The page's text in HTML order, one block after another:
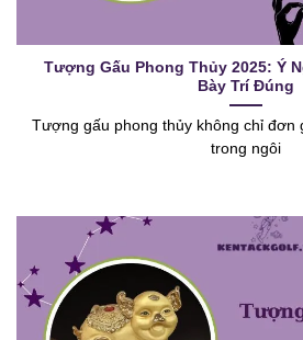
Tượng Gấu Phong Thủy 2025: Ý
Bày Trí Đúng
Tượng gấu phong thủy không chỉ đơn
trong ngôi